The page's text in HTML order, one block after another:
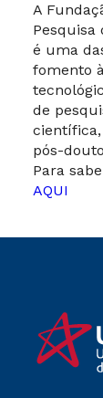
A
Pesquisa
é uma
fomento
de
pós-
Para
AQUI